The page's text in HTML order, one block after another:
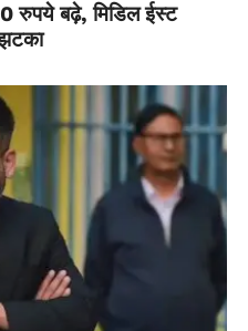
रुपये बढ़े, मिडिल ईस्ट